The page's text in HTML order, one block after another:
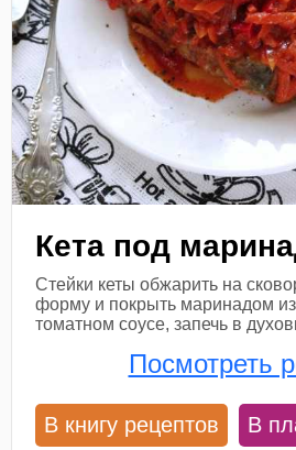
Кета под
Стейки кеты обжарить на
форму и покрыть маринадом
томатном соусе, запечь в
Посмотреть
В книгу рецептов В